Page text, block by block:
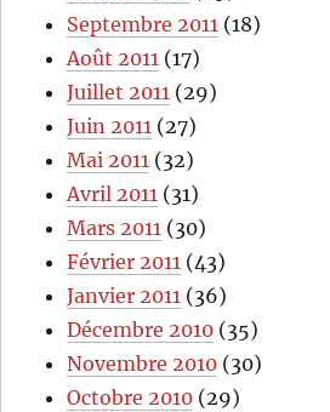
Septembre 2011 (18)
Août 2011 (17)
Juillet 2011 (29)
Juin 2011 (27)
Mai 2011 (32)
Avril 2011 (31)
Mars 2011 (30)
Février 2011 (43)
Janvier 2011 (36)
Décembre 2010 (35)
Novembre 2010 (30)
Octobre 2010 (29)